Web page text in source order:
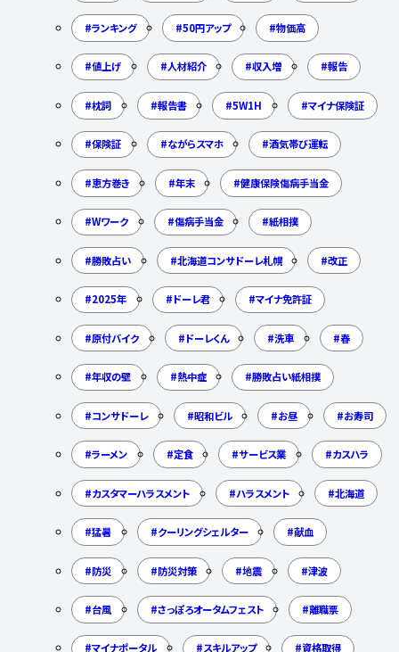
ランキング 50円アップ 物価高
値上げ 人材紹介 収入増 報告
枕詞 報告書 5W1H マイナ保険証
保険証 ながらスマホ 酒気帯び運転
恵方巻き 年末 健康保険傷病手当金
Wワーク 傷病手当金 紙相撲
勝敗占い 北海道コンサドーレ札幌 改正
2025年 ドーレ君 マイナ免許証
原付バイク ドーレくん 洗車 春
年収の壁 熱中症 勝敗占い紙相撲
コンサドーレ 昭和ビル お昼 お寿司
ラーメン 定食 サービス業 カスハラ
カスタマーハラスメント ハラスメント 北海道
猛暑 クーリングシェルター 献血
防災 防災対策 地震 津波
台風 さっぽろオータムフェスト 離職票
マイナポータル スキルアップ 資格取得